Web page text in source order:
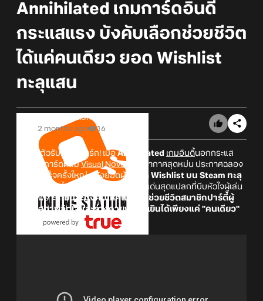
Annihilated เกมการ์ดอินดี้
กระแสแรง บังคับเลือกช่วยชีวิต
ได้แค่คนเดียว ยอด Wishlist
ทะลุแสน
Online Station
2 months ago
16
เตรียมตัวรับความดาร์ก! เมื่อAnnihilated เกมอินดี้นอกกระแส
แนวเกมการ์ดผสมVisual Novel
บรรยากาศสุดหม่น ประกาศฉลอง
ความสำเร็จครั้งใหญ่ หลังยอดผู้เล่นกด Wishlist บน Steam ทะลุ
คนไปเป็นที่เรียบร้อย ด้วยจุดเด่นสุดแปลกที่บีบหัวใจผู้เล่น
สุด ๆ เพราะ เกมนี้จะบังคับให้คุณเลือกช่วยชีวิตสมาชิกปาร์ตี้ผู้
กล้าที่สภาพจิตใจและร่างกายพังยับเยินได้เพียงแค่ "คนเดียว"
เท่านั้น!